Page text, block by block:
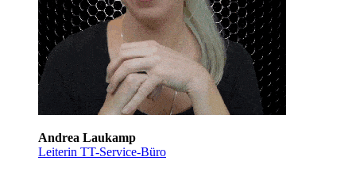
Andrea Laukamp
Leiterin TT-Service-Büro